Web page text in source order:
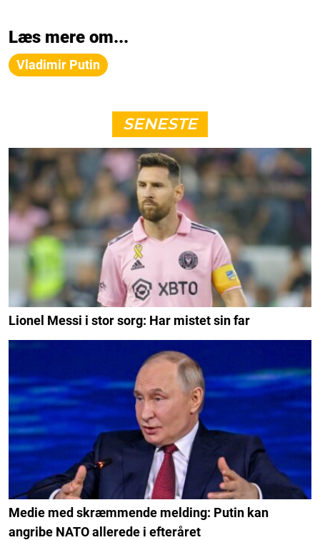
Læs mere om...
Vladimir Putin
SENESTE
Lionel Messi i stor sorg: Har mistet sin far
Medie med skræmmende melding: Putin kan
angribe NATO allerede i efteråret